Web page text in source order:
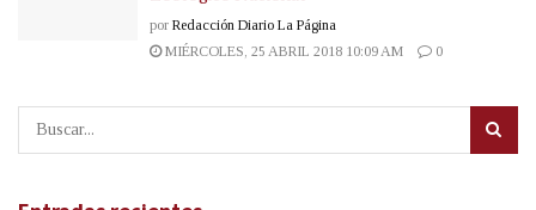
por Redacción Diario La Página
MIÉRCOLES, 25 ABRIL 2018 10:09 AM
0